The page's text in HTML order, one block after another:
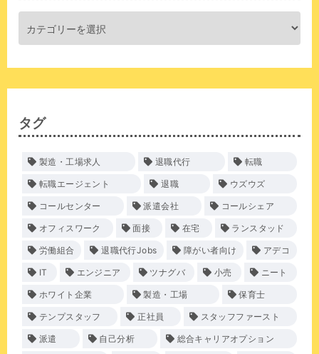
タグ
製造・工場求人 退職代行 転職
転職エージェント 退職 ウズウズ
コールセンター 派遣会社 コールシェア
オフィスワーク 面接 在宅 ランスタッド
労働組合 退職代行Jobs 障がい者向け アデコ
IT エンジニア ツナグバ 小売 ニート
ホワイト企業 製造・工場 保育士
テンプスタッフ 正社員 スタッフファースト
派遣 自己分析 総合キャリアオプション